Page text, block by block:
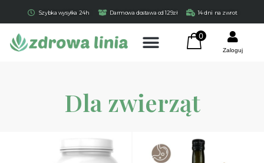
Szybka wysyłka 24h Darmowa dostawa od 129zł 14 dni na zwrot
0
Zaloguj
Dla zwierząt